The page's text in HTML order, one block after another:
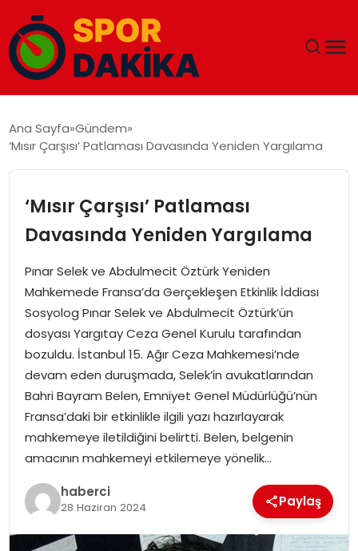
GÜNDEM
DÜNYA
EĞITIM
EKONOMI
MAGAZIN
SAĞLIK
SIYASET
SPOR
TEKNOLOJI
Ana Sayfa Gündem
‘Mısır Çarşısı’ Patlaması Davasında Yeniden Yargılama
‘Mısır Çarşısı’ Patlaması
Davasında Yeniden Yargılama
Pınar Selek ve Abdulmecit Öztürk Yeniden
Mahkemede Fransa’da Gerçekleşen Etkinlik İddiası
Sosyolog Pınar Selek ve Abdulmecit Öztürk’ün
dosyası Yargıtay Ceza Genel Kurulu tarafından
bozuldu. İstanbul 15. Ağır Ceza Mahkemesi’nde
devam eden duruşmada, Selek’in avukatlarından
Bahri Bayram Belen, Emniyet Genel Müdürlüğü’nün
Fransa’daki bir etkinlikle ilgili yazı hazırlayarak
mahkemeye iletildiğini belirtti. Belen, belgenin
amacının mahkemeyi etkilemeye yönelik…
haberci
28 Haziran 2024 Paylaş